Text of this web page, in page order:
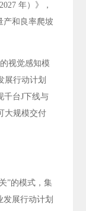
年）》，
产和良率爬坡
视觉感知模
展行动计划
千台J下线与
大规模交付
”的模式，集
展行动计划